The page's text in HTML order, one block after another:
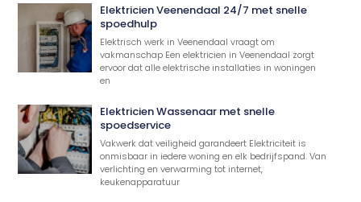
Elektricien Veenendaal 24/7 met snelle
spoedhulp
Elektrisch werk in Veenendaal vraagt om
vakmanschap Een elektricien in Veenendaal zorgt
ervoor dat alle elektrische installaties in woningen
en
Elektricien Wassenaar met snelle
spoedservice
Vakwerk dat veiligheid garandeert Elektriciteit is
onmisbaar in iedere woning en elk bedrijfspand. Van
verlichting en verwarming tot internet,
keukenapparatuur